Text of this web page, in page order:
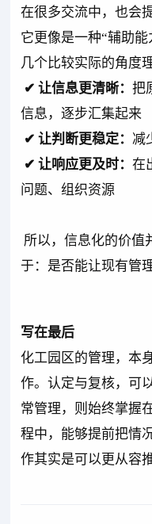
在很多交流中，也会
它更像是一种“辅助
几个比较实际的角度
✔ 让信息更清晰：把
信息，逐步汇集起来
✔ 让判断更稳定：减
✔ 让响应更及时：在
问题、组织资源
所以，信息化的价值
于：是否能让现有管
写在最后
化工园区的管理，本
作。认定与复核，可
常管理，则始终掌握
程中，能够提前把情
作其实是可以更从容